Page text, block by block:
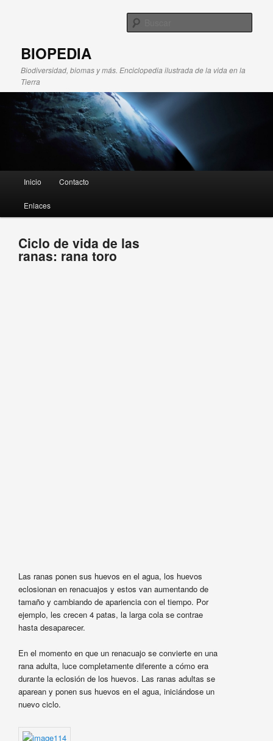
BIOPEDIA
Biodiversidad, biomas y más. Enciclopedia ilustrada de la vida en la
Tierra
Ir al contenido principal
Ir al contenido secundario
Inicio Contacto
Enlaces
Ciclo de vida de las
ranas: rana toro
Las ranas ponen sus huevos en el agua, los huevos
eclosionan en renacuajos y estos van aumentando de
tamaño y cambiando de apariencia con el tiempo. Por
ejemplo, les crecen 4 patas, la larga cola se contrae
hasta desaparecer.
En el momento en que un renacuajo se convierte en una
rana adulta, luce completamente diferente a cómo era
durante la eclosión de los huevos. Las ranas adultas se
aparean y ponen sus huevos en el agua, iniciándose un
nuevo ciclo.